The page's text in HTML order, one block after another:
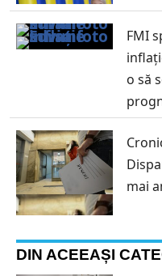
FMI
o să
mai
DIN ACEEAȘI